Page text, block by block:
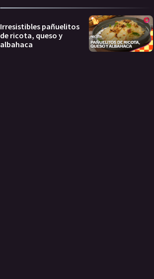
Irresistibles pañuelitos
de ricota, queso y
albahaca